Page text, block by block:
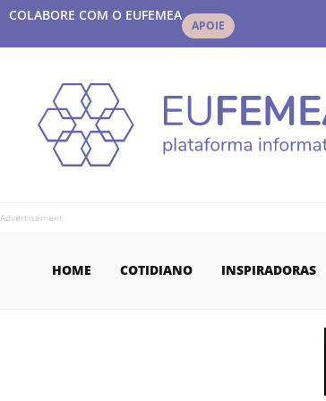
COLABORE COM O EUFEMEA
APOIE
Advertisement
HOME COTIDIANO INSPIRADORAS